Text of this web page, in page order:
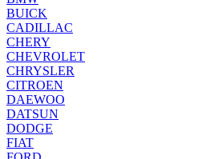
BUICK
CADILLAC
CHERY
CHEVROLET
CHRYSLER
CITROEN
DAEWOO
DATSUN
DODGE
FIAT